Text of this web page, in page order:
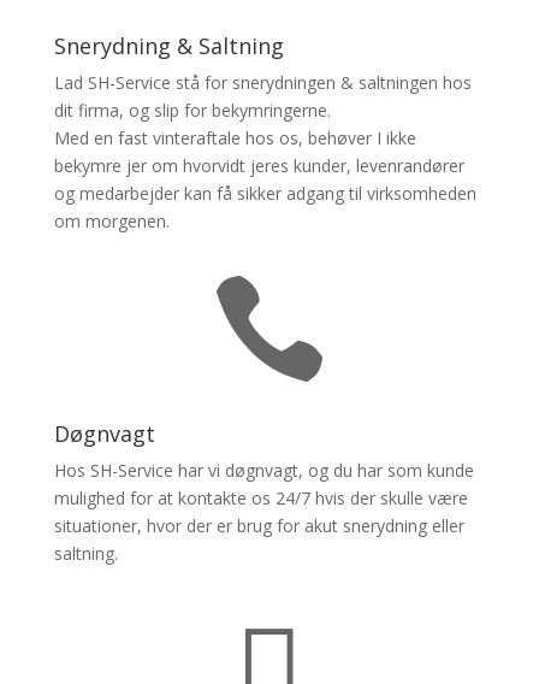
Snerydning & Saltning
Lad SH-Service stå for snerydningen & saltningen hos
dit firma, og slip for bekymringerne.
Med en fast vinteraftale hos os, behøver I ikke
bekymre jer om hvorvidt jeres kunder, levenrandører
og medarbejder kan få sikker adgang til virksomheden
om morgenen.

Døgnvagt
Hos SH-Service har vi døgnvagt, og du har som kunde
mulighed for at kontakte os 24/7 hvis der skulle være
situationer, hvor der er brug for akut snerydning eller
saltning.